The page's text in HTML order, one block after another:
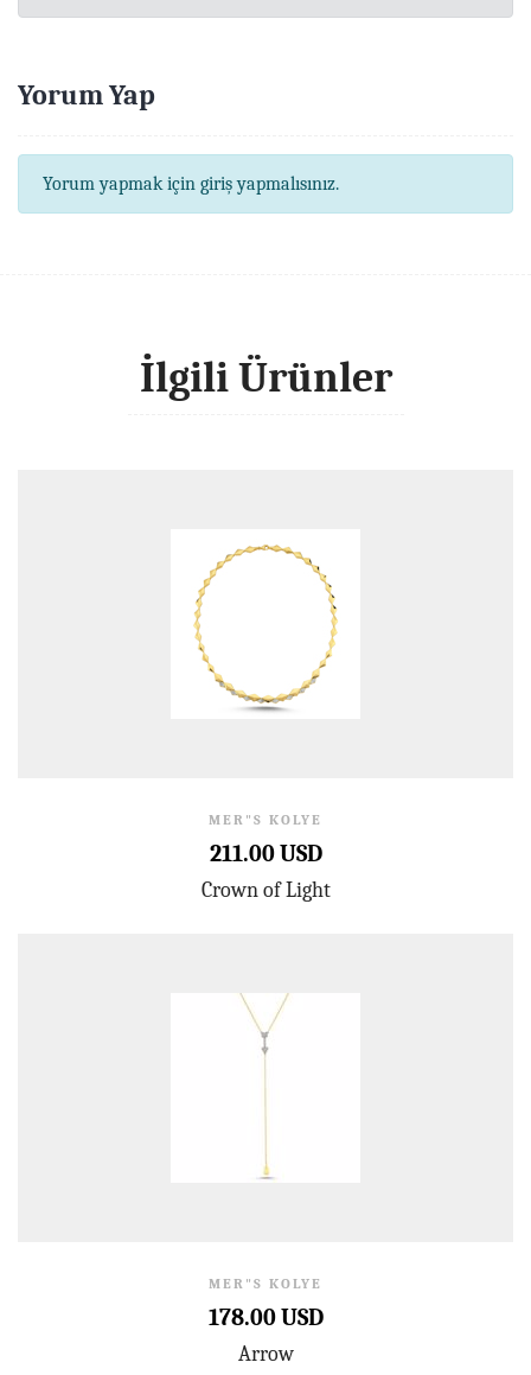
Yorum Yap
Yorum yapmak için giriş yapmalısınız.
İlgili Ürünler
MER"S KOLYE
211.00 USD
Crown of Light
MER"S KOLYE
178.00 USD
Arrow